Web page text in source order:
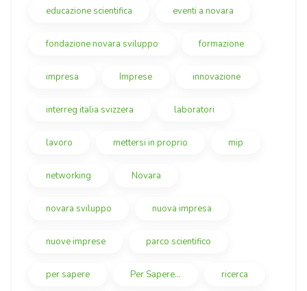
educazione scientifica eventi a novara
fondazione novara sviluppo formazione
impresa Imprese innovazione
interreg italia svizzera laboratori
lavoro mettersi in proprio mip
networking Novara
novara sviluppo nuova impresa
nuove imprese parco scientifico
per sapere Per Sapere... ricerca